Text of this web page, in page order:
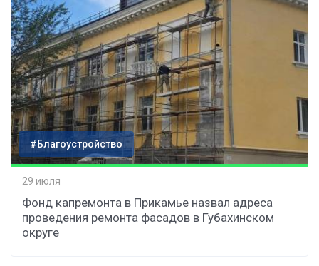
#Благоустройство
29 июля
Фонд капремонта в Прикамье назвал адреса
проведения ремонта фасадов в Губахинском
округе